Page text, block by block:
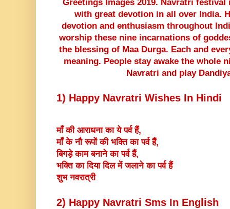
Greetings Images 2019. Navratri
with great devotion in all over India.
devotion and enthusiasm throughout
worship these nine incarnations of
the blessing of Maa Durga. Each and
meaning. People stay awake the whole
Navratri and play
1) Happy Navratri Wishes In Hindi
माँ की आराधना का ये पर्व हैं,
माँ के नौ रूपों की भक्ति का पर्व हैं,
बिगड़े काम बनाने का पर्व हैं,
भक्ति का दिया दिल में जलाने का पर्व हैं
शुभ नवरात्री
2) Happy Navratri Sms In English